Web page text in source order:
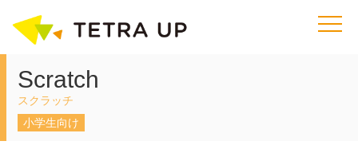
Scratch
スクラッチ
小学生向け